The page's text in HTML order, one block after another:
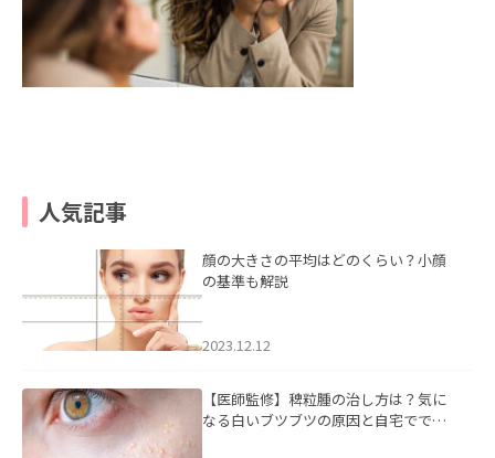
人気記事
顔の大きさの平均はどのくらい？小顔
の基準も解説
2023.12.12
【医師監修】稗粒腫の治し方は？気に
なる白いブツブツの原因と自宅ででき